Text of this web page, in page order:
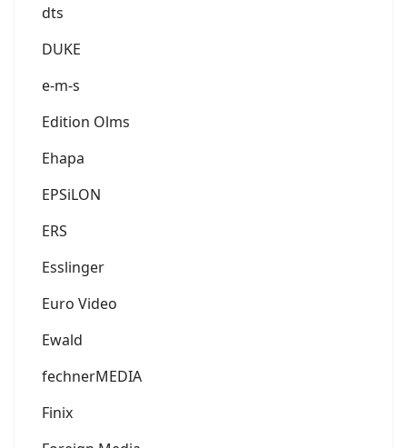
dts
DUKE
e-m-s
Edition Olms
Ehapa
EPSiLON
ERS
Esslinger
Euro Video
Ewald
fechnerMEDIA
Finix